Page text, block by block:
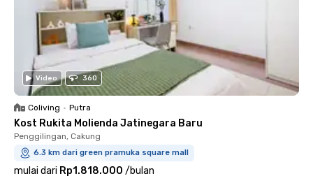
Video 360
Coliving • Putra
Kost Rukita Molienda Jatinegara Baru
Penggilingan, Cakung
6.3 km dari green pramuka square mall
mulai dari Rp1.818.000 /bulan